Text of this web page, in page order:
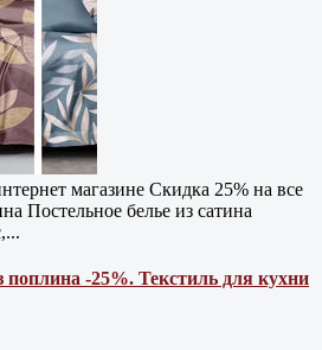
магазине Cкидка 25% на все
Постельное белье из сатина
поплина -25%. Текстиль для кухни